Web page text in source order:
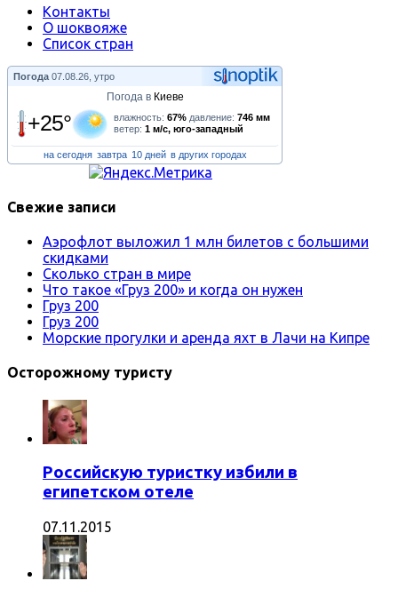
Контакты
О шоквояже
Список стран
Погода 07.08.26, утро
Погода в Киеве
+25° влажность: 67% давление: 746 мм
ветер: 1 м/с, юго-западный
на сегодня завтра 10 дней в других городах
Свежие записи
Аэрофлот выложил 1 млн билетов с большими
скидками
Сколько стран в мире
Что такое «Груз 200» и когда он нужен
Груз 200
Груз 200
Морские прогулки и аренда яхт в Лачи на Кипре
Осторожному туристу
Российскую туристку избили в
египетском отеле
07.11.2015